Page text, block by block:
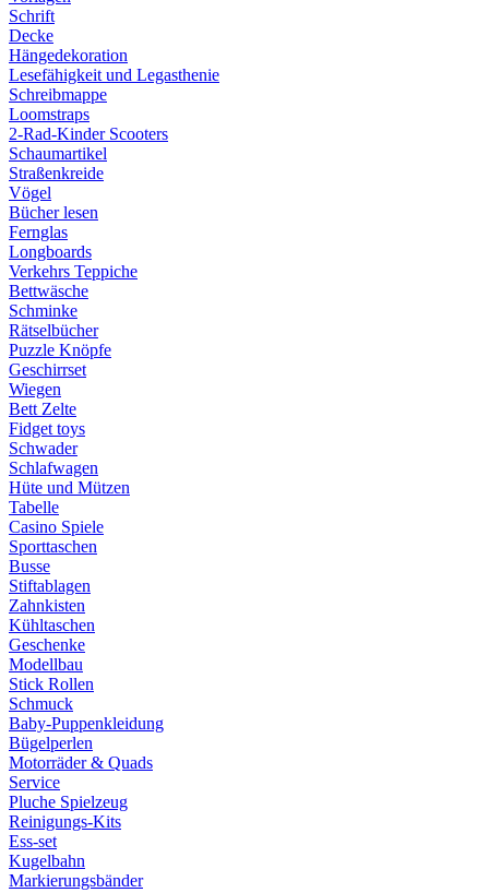
Schrift
Decke
Hängedekoration
Lesefähigkeit und Legasthenie
Schreibmappe
Loomstraps
2-Rad-Kinder Scooters
Schaumartikel
Straßenkreide
Vögel
Bücher lesen
Fernglas
Longboards
Verkehrs Teppiche
Bettwäsche
Schminke
Rätselbücher
Puzzle Knöpfe
Geschirrset
Wiegen
Bett Zelte
Fidget toys
Schwader
Schlafwagen
Hüte und Mützen
Tabelle
Casino Spiele
Sporttaschen
Busse
Stiftablagen
Zahnkisten
Kühltaschen
Geschenke
Modellbau
Stick Rollen
Schmuck
Baby-Puppenkleidung
Bügelperlen
Motorräder & Quads
Service
Pluche Spielzeug
Reinigungs-Kits
Ess-set
Kugelbahn
Markierungsbänder